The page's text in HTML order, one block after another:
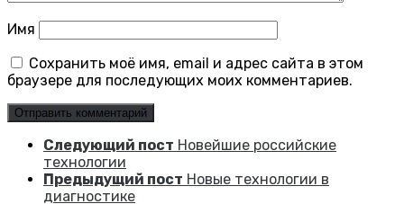
Имя
Сохранить моё имя, email и адрес сайта в этом
браузере для последующих моих комментариев.
Следующий пост Новейшие российские
технологии
Предыдущий пост Новые технологии в
диагностике